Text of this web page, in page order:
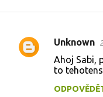
K
Unknown
Ahoj Sabi,
to